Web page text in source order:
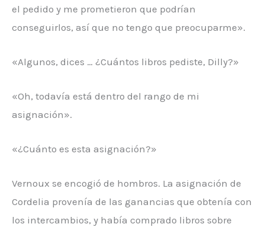
el pedido y me prometieron que podrían
conseguirlos, así que no tengo que preocuparme».
«Algunos, dices … ¿Cuántos libros pediste, Dilly?»
«Oh, todavía está dentro del rango de mi
asignación».
«¿Cuánto es esta asignación?»
Vernoux se encogió de hombros. La asignación de
Cordelia provenía de las ganancias que obtenía con
los intercambios, y había comprado libros sobre